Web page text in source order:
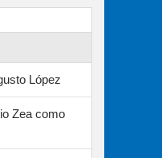
López
Zea como